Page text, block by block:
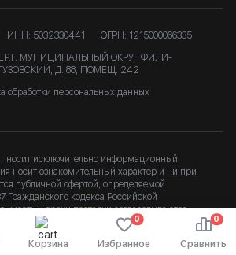
Корзина
0
Избранное
0
Сравнить
ИНН: 5032330441
ОГРН: 1215000066335
МУНИЦИПАЛЬНЫЙ ОКРУГ ФИЛИ-
Д. 88, ПОМЕЩ. 242
обработки персональных данных
носит исключительно информационный
носит ознакомительный характер и ни при
публичной офертой, определяемой
Гражданского кодекса Российской
и сроки доставки согласовываются
b